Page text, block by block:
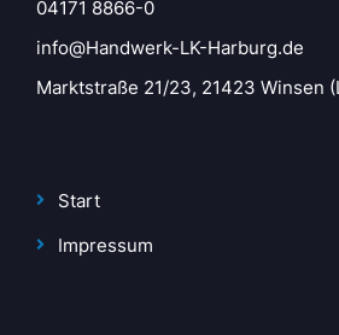
04171 8866-0
info@Handwerk-LK-Harburg.de
Marktstraße 21/23, 21423 Winsen
Start
Impressum